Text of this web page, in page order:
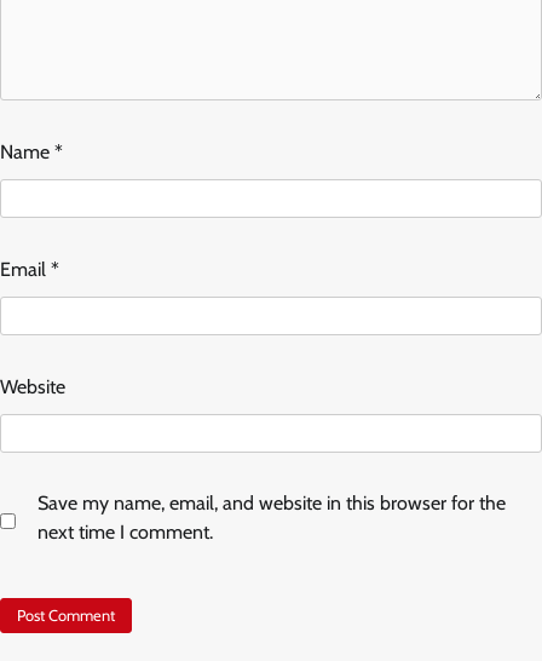
Name *
Email *
Website
Save my name, email, and website in this browser for the
next time I comment.